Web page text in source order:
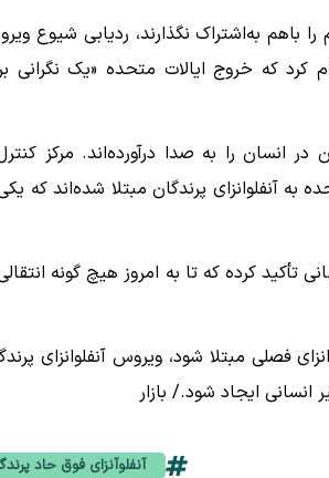
باهم به‌اشتراک نگذارند، ردیابی شیوع
که خروج ایالات متحده «یک نگرانی
انسان را به صدا درآورده‌اند. مرکز
چند روز قبل اعلام کرد که ۶۷ نفر در ایالات متحده به آنفلوانزای پرندگان مبتلا شده‌اند که
کرده که تا به امروز هیچ گونه
فصلی مبتلا شود، ویروس آنفلوانزای
ایجاد شود./ بازار
آنفلوآنزای فوق حاد